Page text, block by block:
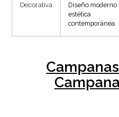
Decorativa
Diseño moderno
estética
contemporánea